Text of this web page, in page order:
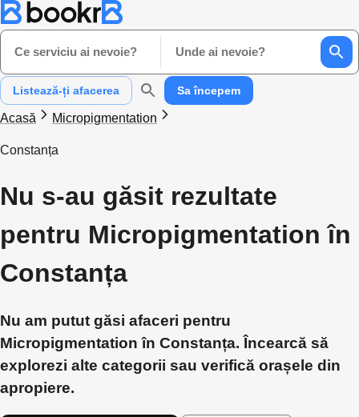
Ce serviciu ai nevoie? Unde ai nevoie?
Listează-ți afacerea Sa începem
Acasă Micropigmentation
Constanța
Nu s-au găsit rezultate
pentru Micropigmentation în
Constanța
Nu am putut găsi afaceri pentru
Micropigmentation în Constanța. Încearcă să
explorezi alte categorii sau verifică orașele din
apropiere.